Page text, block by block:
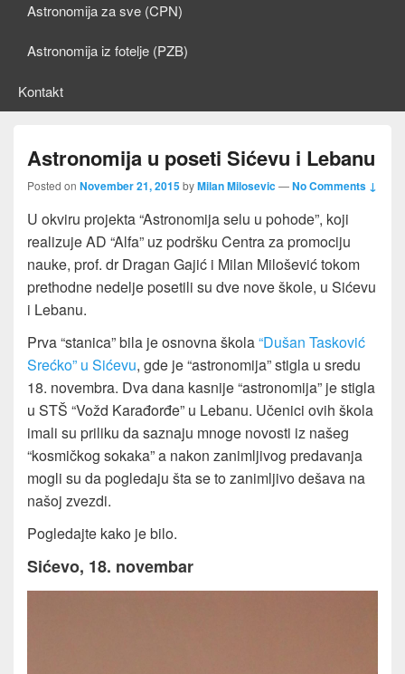
Astronomija za sve (CPN)
Astronomija iz fotelje (PZB)
Kontakt
Astronomija u poseti Sićevu i Lebanu
Posted on November 21, 2015byMilan Milosevic—No Comments ↓
U okviru projekta “Astronomija selu u pohode”, koji
realizuje AD “Alfa” uz podršku Centra za promociju
nauke, prof. dr Dragan Gajić i Milan Milošević tokom
prethodne nedelje posetili su dve nove škole, u Sićevu
i Lebanu.
Prva “stanica” bila je osnovna škola“Dušan Tasković
Srećko” u Sićevu, gde je “astronomija” stigla u sredu
18. novembra. Dva dana kasnije “astronomija” je stigla
u STŠ “Vožd Karađorđe” u Lebanu. Učenici ovih škola
imali su priliku da saznaju mnoge novosti iz našeg
“kosmičkog sokaka” a nakon zanimljivog predavanja
mogli su da pogledaju šta se to zanimljivo dešava na
našoj zvezdi.
Pogledajte kako je bilo.
Sićevo, 18. novembar